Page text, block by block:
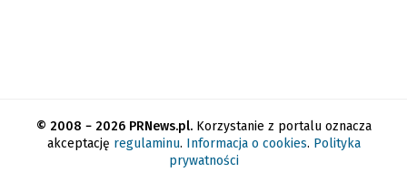
© 2008 − 2026 PRNews.pl.Korzystanie z portalu oznacza
akceptację regulaminu. Informacja o cookies. Polityka
prywatności